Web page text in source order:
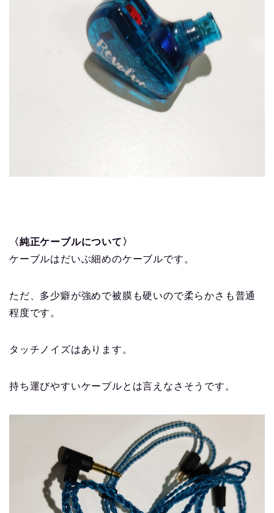
〈純正ケーブルについて〉
ケーブルはだいぶ細めのケーブルです。
ただ、多少癖が強めで被膜も硬いので柔らかさも普通
程度です。
タッチノイズはあります。
持ち運びやすいケーブルとは言えなさそうです。